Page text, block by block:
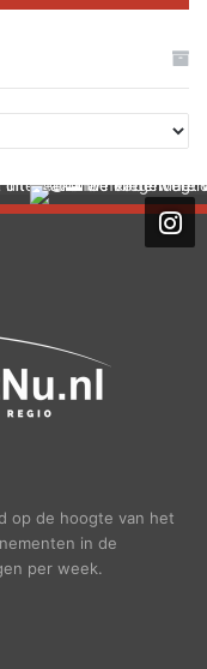
op de hoogte van het
in de
per week.